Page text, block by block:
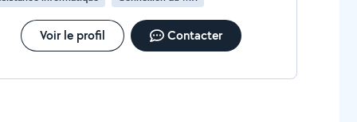
Voir le profil Contacter